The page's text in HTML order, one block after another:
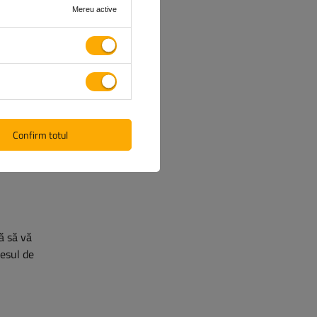
din
să vă
de
Mereu active
Confirm totul